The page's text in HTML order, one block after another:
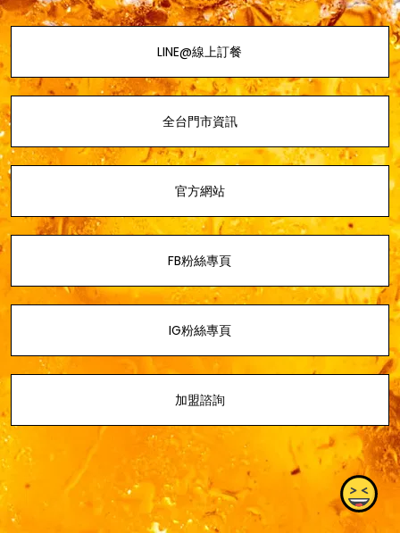
LINE@線上訂餐
全台門市資訊
官方網站
FB粉絲專頁
IG粉絲專頁
加盟諮詢